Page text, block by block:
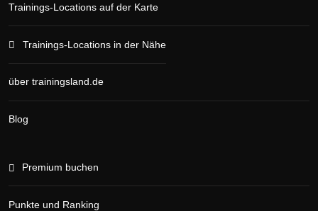
Trainings-Locations auf der Karte
Trainings-Locations in der Nähe
über trainingsland.de
Blog
Premium buchen
Punkte und Ranking